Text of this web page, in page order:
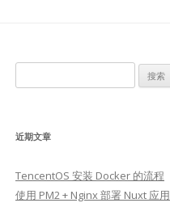
索：
近期文章
TencentOS 安装 Docker 的流程
使用 PM2 + Nginx 部署 Nuxt 应用